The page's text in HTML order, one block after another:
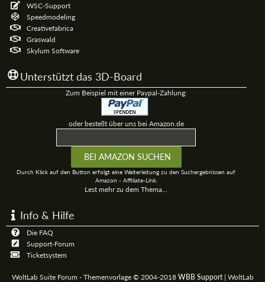
WSC-Support
Speedmodeling
Creativefabrica
Graswald
Skylum Software
Unterstützt das 3D-Board
Zum Beispiel mit einer Paypal-Zahlung:
oder bestellt über uns bei Amazon.de
Durch Klick auf den Button erfolgt eine Weiterleitung zu den Suchergebnissen auf
Amazon - Affiliate-Link.
Lest mehr zu dem Thema...
Info & Hilfe
Die FAQ
Support-Forum
Ticketsystem
WoltLab Suite Forum - Themenvorlage © 2004-2018 WBB Support| WoltLab